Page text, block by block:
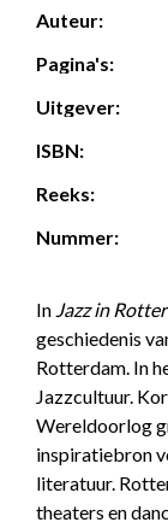
Auteur:
Pagina's:
Uitgever:
ISBN:
Reeks:
Nummer:
In Jazz in
geschiedenis
Rotterdam. In
Jazzcultuur.
Wereldoorlog
inspiratiebron
literatuur.
theaters en